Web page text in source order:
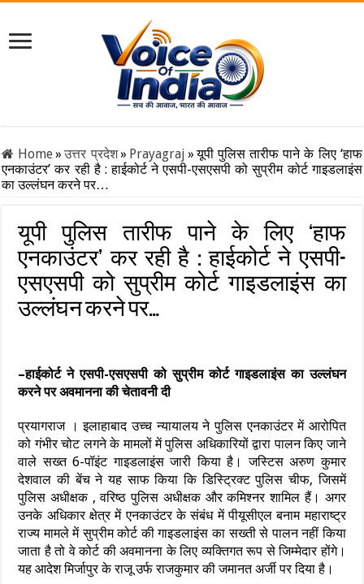
Home» उत्तर प्रदेश» Prayagraj »यूपी पुलिस तारीफ पाने के लिए ‘हाफ
एनकाउंटर’ कर रही है : हाईकोर्ट ने एसपी-एसएसपी को सुप्रीम कोर्ट गाइडलाइंस
का उल्लंघन करने पर…
यूपी पुलिस तारीफ पाने के लिए ‘हाफ
एनकाउंटर’ कर रही है : हाईकोर्ट ने एसपी-
एसएसपी को सुप्रीम कोर्ट गाइडलाइंस का
उल्लंघन करने पर…
–हाईकोर्ट ने एसपी-एसएसपी को सुप्रीम कोर्ट गाइडलाइंस का उल्लंघन
करने पर अवमानना ​​की चेतावनी दी
प्रयागराज । इलाहाबाद उच्च न्यायालय ने पुलिस एनकाउंटर में आरोपित
को गंभीर चोट लगने के मामलों में पुलिस अधिकारियों द्वारा पालन किए जाने
वाले सख्त 6-पॉइंट गाइडलाइंस जारी किया है। जस्टिस अरुण कुमार
देशवाल की बेंच ने यह साफ किया कि डिस्ट्रिक्ट पुलिस चीफ, जिसमें
पुलिस अधीक्षक , वरिष्ठ पुलिस अधीक्षक और कमिश्नर शामिल हैं। अगर
उनके अधिकार क्षेत्र में एनकाउंटर के संबंध में पीयूसीएल बनाम महाराष्ट्र
राज्य मामले में सुप्रीम कोर्ट की गाइडलाइंस का सख्ती से पालन नहीं किया
जाता है तो वे कोर्ट की अवमानना ​​के लिए व्यक्तिगत रूप से जिम्मेदार होंगे।
यह आदेश मिर्जापुर के राजू उर्फ राजकुमार की जमानत अर्जी पर दिया है।